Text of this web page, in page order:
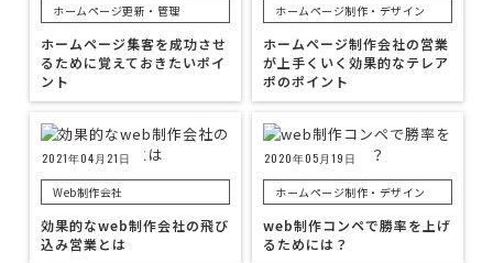
ホームページ更新・管理
ホームページ集客を成功させ
るために覚えておきたいポイ
ント
ホームページ制作・デザイン
ホームページ制作会社の営業
が上手くいく効果的なテレア
ポのポイント
2021年04月21日
Web制作会社
効果的なweb制作会社の飛び
込み営業とは
2020年05月19日
ホームページ制作・デザイン
web制作コンペで勝率を上げ
るためには？